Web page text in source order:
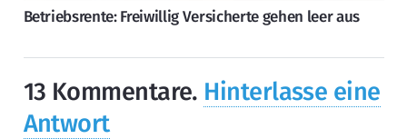
Betriebsrente: Freiwillig Versicherte gehen leer aus
13 Kommentare. Hinterlasse eine
Antwort